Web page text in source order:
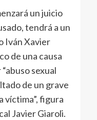
un juicio
tendrá a un
Iván Xavier
de una causa
sexual
de un grave
víctima”, figura
Javier Giaroli.